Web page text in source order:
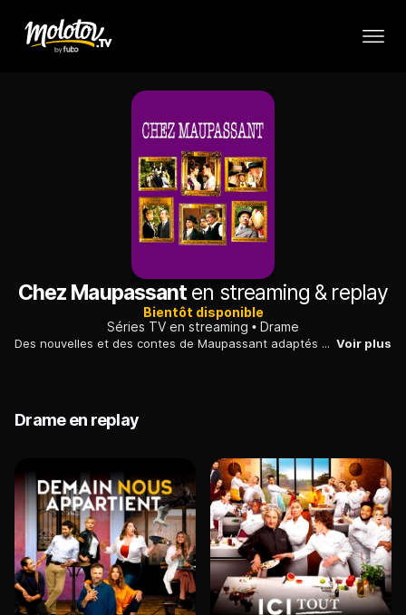
Chez Maupassanten streaming & replay
Bientôt disponible
Séries TV en streaming
Drame
Des nouvelles et des contes de Maupassant adaptés pour le petit écran... Voir plus
Drame en replay